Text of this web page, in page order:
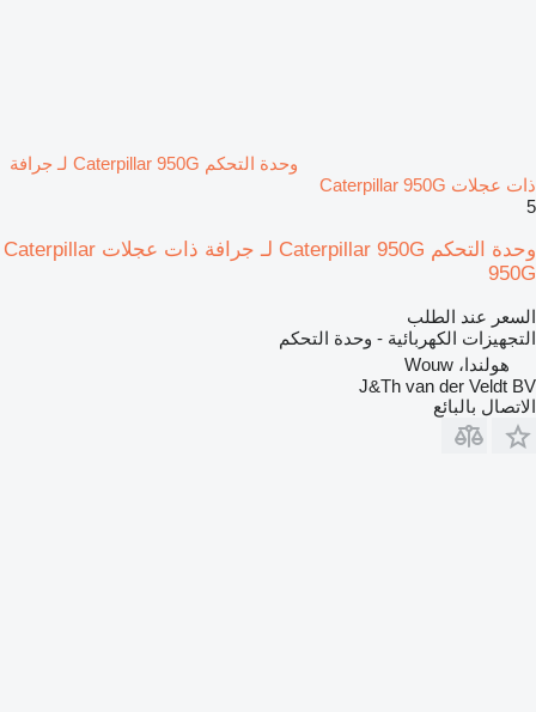
وحدة التحكم Caterpillar 950G لـ جرافة
ذات عجلات Caterpillar 950G
5
وحدة التحكم Caterpillar 950G لـ جرافة ذات عجلات Caterpillar
950G
السعر عند الطلب
التجهيزات الكهربائية - وحدة التحكم
هولندا، Wouw
J&Th van der Veldt BV
الاتصال بالبائع